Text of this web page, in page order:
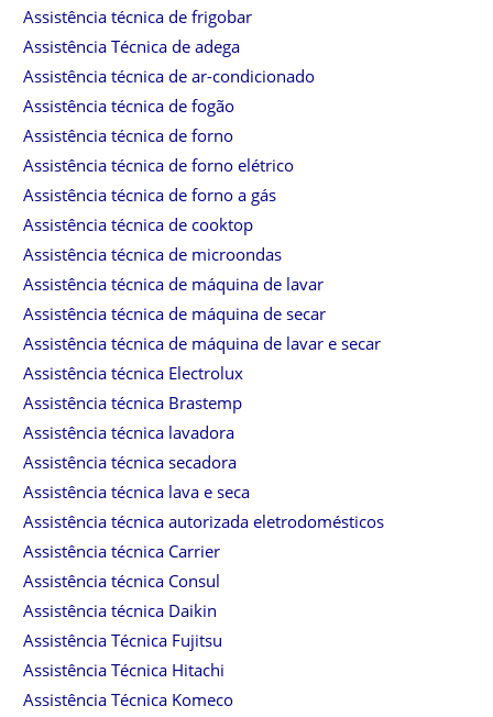
Assistência técnica de frigobar
Assistência Técnica de adega
Assistência técnica de ar-condicionado
Assistência técnica de fogão
Assistência técnica de forno
Assistência técnica de forno elétrico
Assistência técnica de forno a gás
Assistência técnica de cooktop
Assistência técnica de microondas
Assistência técnica de máquina de lavar
Assistência técnica de máquina de secar
Assistência técnica de máquina de lavar e secar
Assistência técnica Electrolux
Assistência técnica Brastemp
Assistência técnica lavadora
Assistência técnica secadora
Assistência técnica lava e seca
Assistência técnica autorizada eletrodomésticos
Assistência técnica Carrier
Assistência técnica Consul
Assistência técnica Daikin
Assistência Técnica Fujitsu
Assistência Técnica Hitachi
Assistência Técnica Komeco